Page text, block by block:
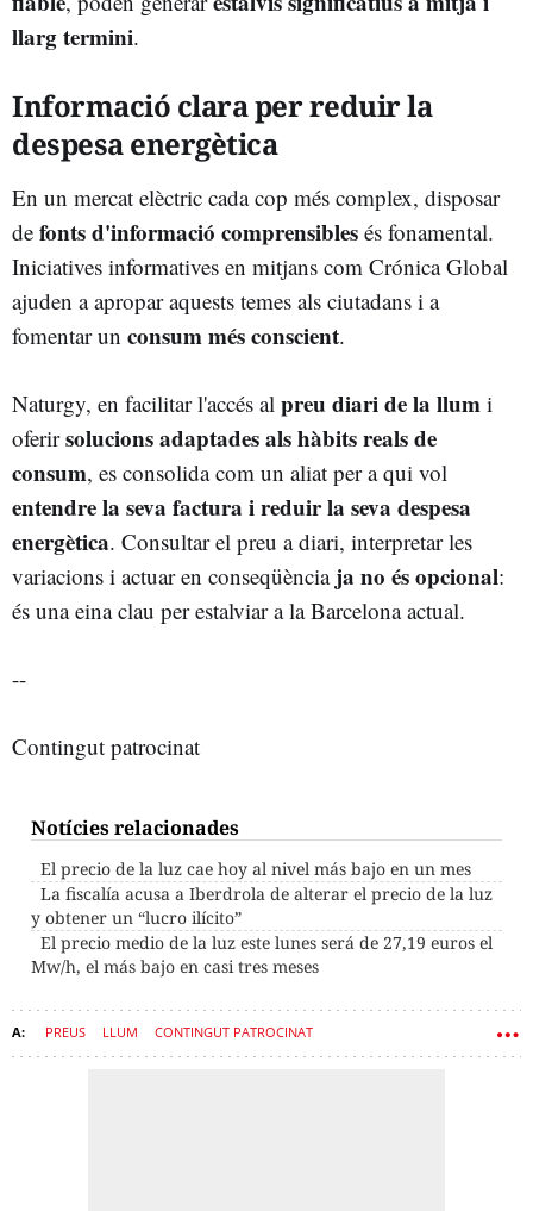
llarg termini.
Informació clara per reduir la
despesa energètica
En un mercat elèctric cada cop més complex, disposar
de fonts d'informació comprensibles és fonamental.
Iniciatives informatives en mitjans com Crónica Global
ajuden a apropar aquests temes als ciutadans i a
fomentar un consum més conscient.
Naturgy, en facilitar l'accés al preu diari de la llum i
oferirsolucions adaptades als hàbits reals de
consum, es consolida com un aliat per a qui vol
entendre la seva factura i reduir la seva despesa
energètica. Consultar el preu a diari, interpretar les
variacions i actuar en conseqüència ja no és opcional:
és una eina clau per estalviar a la Barcelona actual.
--
Contingut patrocinat
Notícies relacionades
El precio de la luz cae hoy al nivel más bajo en un mes
La fiscalía acusa a Iberdrola de alterar el precio de la luz
y obtener un “lucro ilícito”
El precio medio de la luz este lunes será de 27,19 euros el
Mw/h, el más bajo en casi tres meses
PREUS LLUM CONTINGUT PATROCINAT